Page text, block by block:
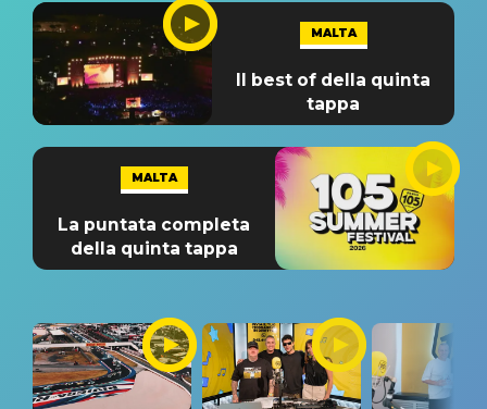
MALTA
Il best of della quinta
tappa
MALTA
La puntata completa
della quinta tappa